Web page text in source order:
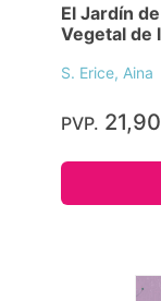
El Jardín
Vegetal de
S. Erice, Aina
PVP.